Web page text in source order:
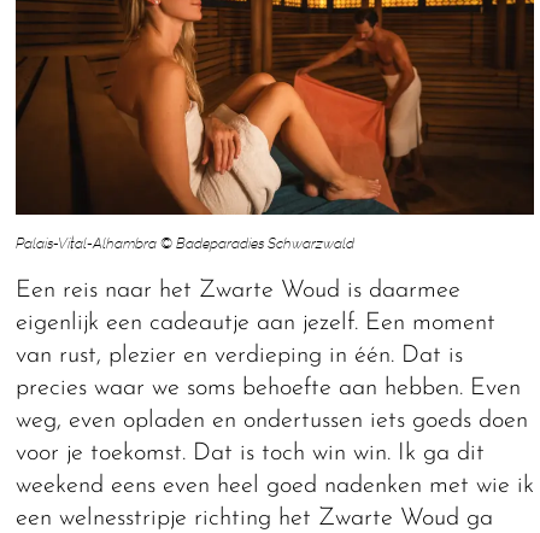
Palais-Vital-Alhambra © Badeparadies Schwarzwald
Een reis naar het Zwarte Woud is daarmee
eigenlijk een cadeautje aan jezelf. Een moment
van rust, plezier en verdieping in één. Dat is
precies waar we soms behoefte aan hebben. Even
weg, even opladen en ondertussen iets goeds doen
voor je toekomst. Dat is toch win win. Ik ga dit
weekend eens even heel goed nadenken met wie ik
een welnesstripje richting het Zwarte Woud ga